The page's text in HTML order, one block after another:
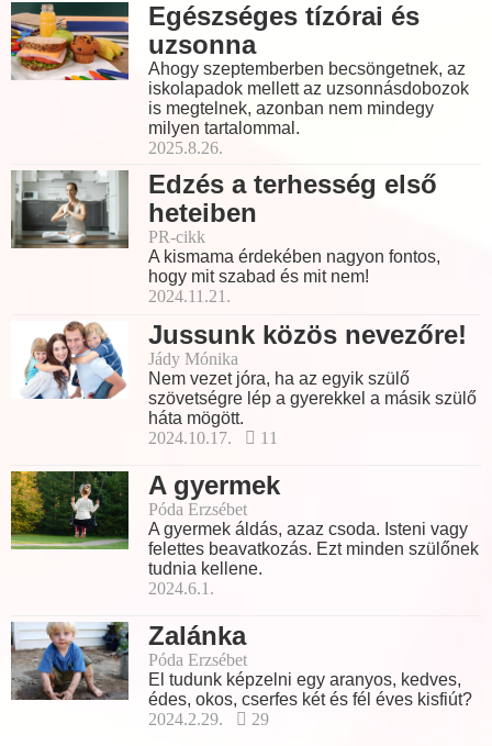
Egészséges tízórai és
uzsonna
Ahogy szeptemberben becsöngetnek, az
iskolapadok mellett az uzsonnásdobozok
is megtelnek, azonban nem mindegy
milyen tartalommal.
2025.8.26.
Edzés a terhesség első
heteiben
PR-cikk
A kismama érdekében nagyon fontos,
hogy mit szabad és mit nem!
2024.11.21.
Jussunk közös nevezőre!
Jády Mónika
Nem vezet jóra, ha az egyik szülő
szövetségre lép a gyerekkel a másik szülő
háta mögött.
2024.10.17.
11
A gyermek
Póda Erzsébet
A gyermek áldás, azaz csoda. Isteni vagy
felettes beavatkozás. Ezt minden szülőnek
tudnia kellene.
2024.6.1.
Zalánka
Póda Erzsébet
El tudunk képzelni egy aranyos, kedves,
édes, okos, cserfes két és fél éves kisfiút?
2024.2.29.
29